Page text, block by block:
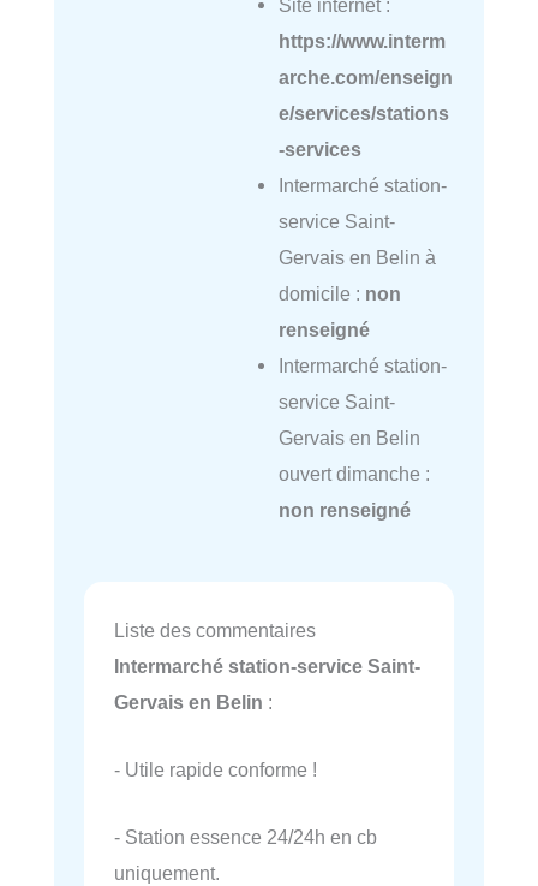
Site internet :
https://www.interm
arche.com/enseign
e/services/stations
-services
Intermarché station-
service Saint-
Gervais en Belin à
domicile : non
renseigné
Intermarché station-
service Saint-
Gervais en Belin
ouvert dimanche :
non renseigné
Liste des commentaires
Intermarché station-service Saint-
Gervais en Belin :
- Utile rapide conforme !
- Station essence 24/24h en cb
uniquement.